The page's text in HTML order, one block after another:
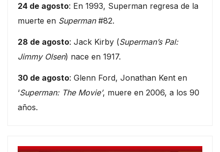
24 de agosto: En 1993, Superman regresa de la
muerte en Superman#82.
28 de agosto: Jack Kirby (Superman’s Pal:
Jimmy Olsen) nace en 1917.
30 de agosto: Glenn Ford, Jonathan Kent en
‘Superman: The Movie’, muere en 2006, a los 90
años.